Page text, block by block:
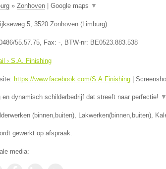
» Zonhoven| Google maps ▼
5, 3520 Zonhoven(Limburg)
55.57.75, Fax: -, BTW-nr: BE0523.883.538
› S.A. Finishing
https://www.facebook.com/S.A.Finishing|
en dynamisch schilderbedrijf dat streeft naar perfectie! ▼
(binnen,buiten), Lakwerken(binnen,buiten),
gewerkt op afspraak.
media: